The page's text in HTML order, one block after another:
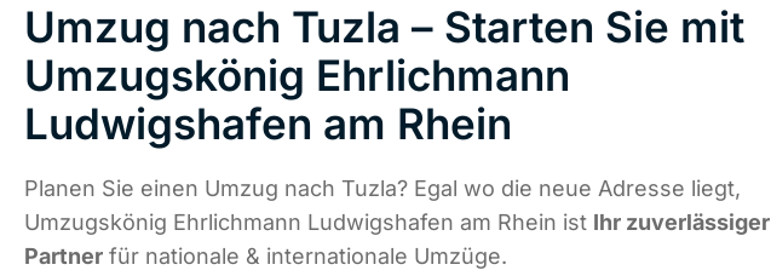
Umzug nach Tuzla – Starten Sie mit
Umzugskönig Ehrlichmann
Ludwigshafen am Rhein
Planen Sie einen Umzug nach Tuzla? Egal wo die neue Adresse liegt,
Umzugskönig Ehrlichmann Ludwigshafen am Rhein ist Ihr zuverlässiger
Partner für nationale & internationale Umzüge.